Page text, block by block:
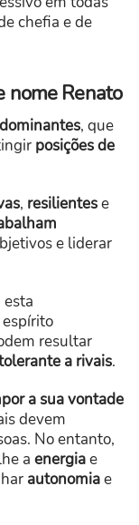
chefia e de
nome Renato
, que
posições de
, resilientese
e liderar
esta
resultar
a rivais.
a sua vontade
devem
No entanto,
a energiae
autonomiae